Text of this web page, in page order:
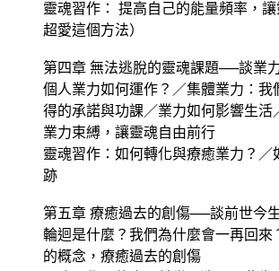
靈魂習作： 提高自己的能量頻率，
超愛這個方法）
第四章 無法逃脫的靈魂課題──談業
個人業力如何運作？／集體業力：
得的承諾與功課／業力如何影響生
業力束縛，讓靈魂自由前行
靈魂習作：如何轉化與療癒業力？
跡
第五章 療癒過去的創傷──談前世今
輪迴是什麼？我們為什麼會一再回
的概念，療癒過去的創傷